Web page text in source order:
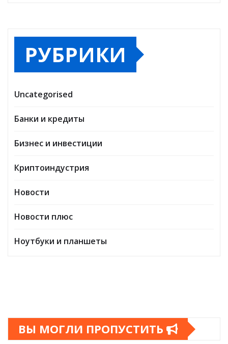
РУБРИКИ
Uncategorised
Банки и кредиты
Бизнес и инвестиции
Криптоиндустрия
Новости
Новости плюс
Ноутбуки и планшеты
ВЫ МОГЛИ ПРОПУСТИТЬ